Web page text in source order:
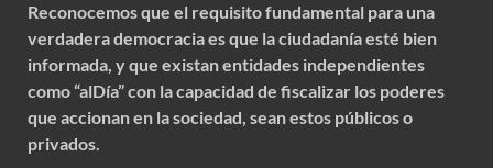
Reconocemos que el requisito fundamental para una
verdadera democracia es que la ciudadanía esté bien
informada, y que existan entidades independientes
como “alDía” con la capacidad de fiscalizar los poderes
que accionan en la sociedad, sean estos públicos o
privados.